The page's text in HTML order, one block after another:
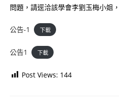
問題，請逕洽該學會李劉玉梅小姐
公告-1 下載
公告1 下載
Post Views: 144